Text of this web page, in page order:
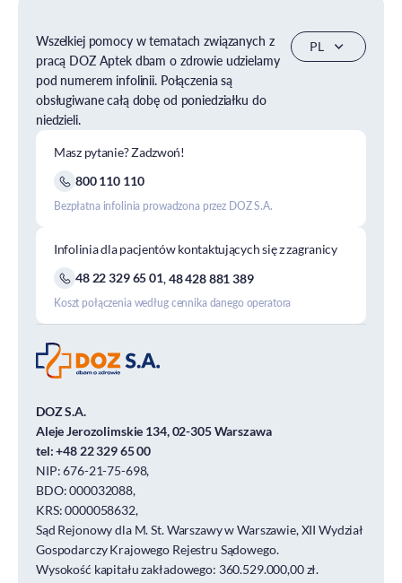
Wszelkiej pomocy w tematach związanych z
pracą DOZ Aptek dbam o zdrowie udzielamy
pod numerem infolinii. Połączenia są
obsługiwane całą dobę od poniedziałku do
niedzieli.
Masz pytanie? Zadzwoń!
800 110 110
Bezpłatna infolinia prowadzona przez DOZ S.A.
Infolinia dla pacjentów kontaktujących się z zagranicy
48 22 329 65 01,48 428 881 389
Koszt połączenia według cennika danego operatora
DOZ S.A.
Aleje Jerozolimskie 134, 02-305 Warszawa
tel:+48 22 329 65 00
NIP: 676-21-75-698,
BDO: 000032088,
KRS: 0000058632,
Sąd Rejonowy dla M. St. Warszawy w Warszawie, XII Wydział
Gospodarczy Krajowego Rejestru Sądowego.
Wysokość kapitału zakładowego: 360.529.000,00 zł.